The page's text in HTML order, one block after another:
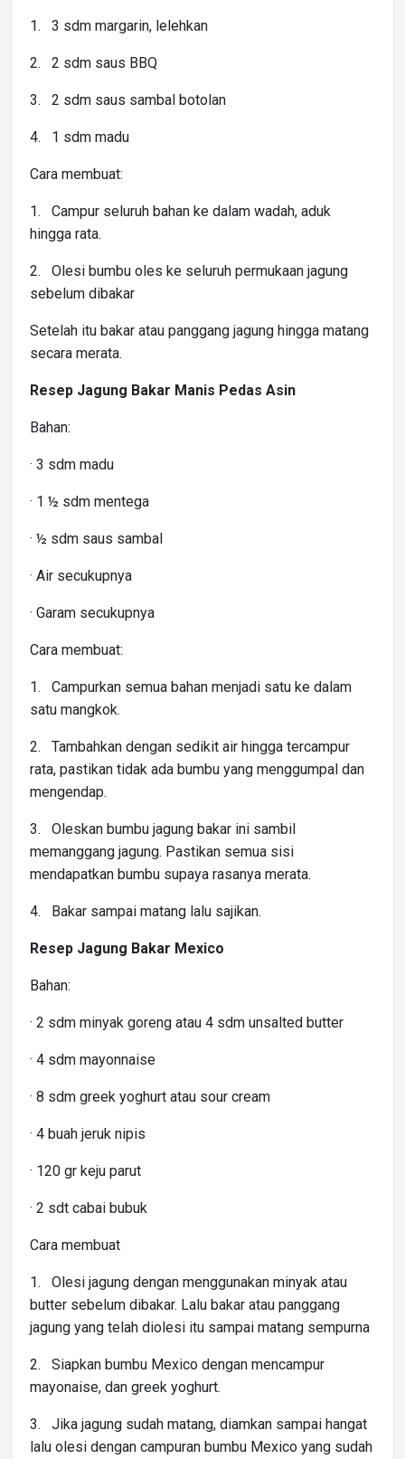
1. 3 sdm margarin, lelehkan
2. 2 sdm saus BBQ
3. 2 sdm saus sambal botolan
4. 1 sdm madu
Cara membuat:
1. Campur seluruh bahan ke dalam wadah, aduk
hingga rata.
2. Olesi bumbu oles ke seluruh permukaan jagung
sebelum dibakar
Setelah itu bakar atau panggang jagung hingga matang
secara merata.
Resep Jagung Bakar Manis Pedas Asin
Bahan:
· 3 sdm madu
· 1 ½ sdm mentega
· ½ sdm saus sambal
· Air secukupnya
· Garam secukupnya
Cara membuat:
1. Campurkan semua bahan menjadi satu ke dalam
satu mangkok.
2. Tambahkan dengan sedikit air hingga tercampur
rata, pastikan tidak ada bumbu yang menggumpal dan
mengendap.
3. Oleskan bumbu jagung bakar ini sambil
memanggang jagung. Pastikan semua sisi
mendapatkan bumbu supaya rasanya merata.
4. Bakar sampai matang lalu sajikan.
Resep Jagung Bakar Mexico
Bahan:
· 2 sdm minyak goreng atau 4 sdm unsalted butter
· 4 sdm mayonnaise
· 8 sdm greek yoghurt atau sour cream
· 4 buah jeruk nipis
· 120 gr keju parut
· 2 sdt cabai bubuk
Cara membuat
1. Olesi jagung dengan menggunakan minyak atau
butter sebelum dibakar. Lalu bakar atau panggang
jagung yang telah diolesi itu sampai matang sempurna
2. Siapkan bumbu Mexico dengan mencampur
mayonaise, dan greek yoghurt.
3. Jika jagung sudah matang, diamkan sampai hangat
lalu olesi dengan campuran bumbu Mexico yang sudah